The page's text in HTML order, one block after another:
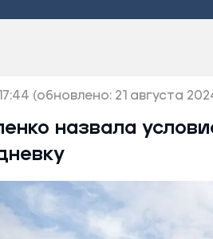
район
(обновлено: 21 августа
назвала